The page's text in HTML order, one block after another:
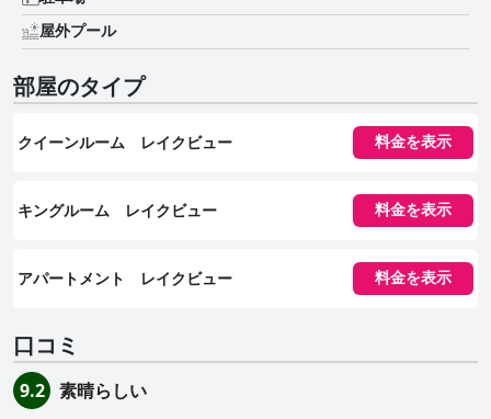
屋外プール
部屋のタイプ
クイーンルーム レイクビュー 料金を表示
キングルーム レイクビュー 料金を表示
アパートメント レイクビュー 料金を表示
口コミ
9.2 素晴らしい